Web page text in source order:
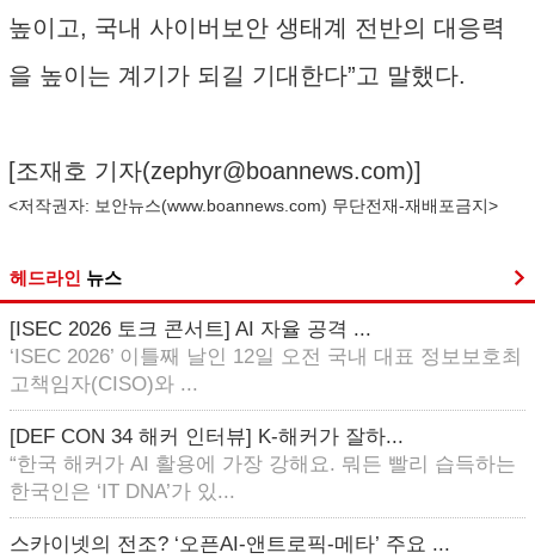
높이고, 국내 사이버보안 생태계 전반의 대응력
을 높이는 계기가 되길 기대한다”고 말했다.
[조재호 기자(zephyr@boannews.com)]
<저작권자: 보안뉴스(www.boannews.com) 무단전재-재배포금지>
헤드라인 뉴스
[ISEC 2026 토크 콘서트] AI 자율 공격 ...
‘ISEC 2026’ 이틀째 날인 12일 오전 국내 대표 정보보호최
고책임자(CISO)와 ...
[DEF CON 34 해커 인터뷰] K-해커가 잘하...
“한국 해커가 AI 활용에 가장 강해요. 뭐든 빨리 습득하는
한국인은 ‘IT DNA’가 있...
스카이넷의 전조? ‘오픈AI-앤트로픽-메타’ 주요 ...